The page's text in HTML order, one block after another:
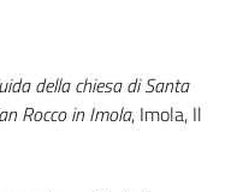
della chiesa di Santa
Rocco in Imola, Imola, Il